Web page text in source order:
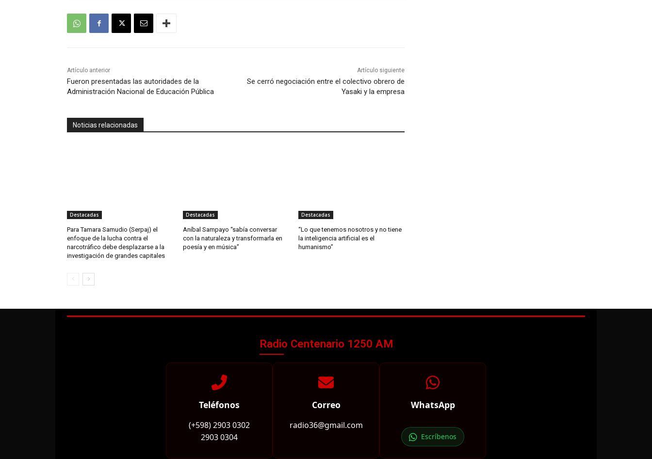
Artículo anterior
Fueron presentadas las autoridades de la
Administración Nacional de Educación Pública
Artículo siguiente
Se cerró negociación entre el colectivo obrero de
Yasaki y la empresa
Noticias relacionadas
Destacadas
Para Tamara Samudio (Serpaj) el
enfoque de la lucha contra el
narcotráfico debe desplazarse a la
investigación de grandes capitales
Destacadas
Aníbal Sampayo “sabía conversar
con la naturaleza y transformarla en
poesía y en música”
Destacadas
“Lo que tenemos nosotros y no tiene
la inteligencia artificial es el
humanismo”
Radio Centenario 1250 AM
Teléfonos
(+598) 2903 0302
2903 0304
Correo
radio36@gmail.com
WhatsApp
Escríbenos